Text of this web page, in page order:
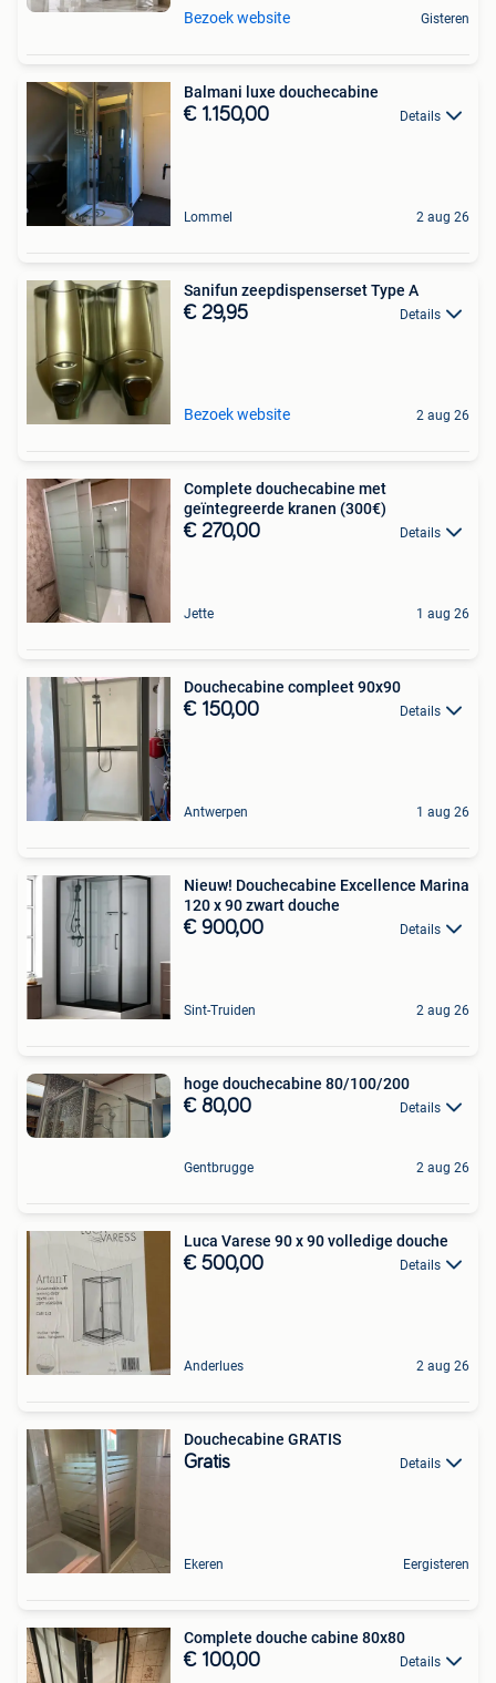
Bezoek website Gisteren
Balmani luxe douchecabine
€ 1.150,00 Details
Lommel 2 aug 26
Sanifun zeepdispenserset Type A
€ 29,95 Details
Bezoek website 2 aug 26
Complete douchecabine met
geïntegreerde kranen (300€)
€ 270,00 Details
Jette 1 aug 26
Douchecabine compleet 90x90
€ 150,00 Details
Antwerpen 1 aug 26
Nieuw! Douchecabine Excellence Marina
120 x 90 zwart douche
€ 900,00 Details
Sint-Truiden 2 aug 26
hoge douchecabine 80/100/200
€ 80,00 Details
Gentbrugge 2 aug 26
Luca Varese 90 x 90 volledige douche
€ 500,00 Details
Anderlues 2 aug 26
Douchecabine GRATIS
Gratis Details
Ekeren Eergisteren
Complete douche cabine 80x80
€ 100,00 Details